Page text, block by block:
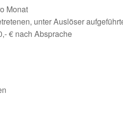
Monat
unter Auslöser
€ nach Absprache